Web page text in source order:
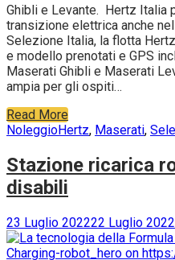
Ghibli e Levante. Hertz Italia
transizione elettrica anche
Selezione Italia, la flotta
e modello prenotati e GPS
Maserati Ghibli e Maserati
ampia per gli ospiti…
Read More
NoleggioHertz, Maserati,
Stazione ricarica
disabili
23 Luglio 202222 Luglio 2022